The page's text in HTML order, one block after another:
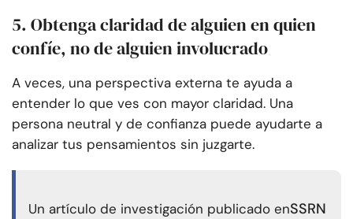
5. Obtenga claridad de alguien en quien
confíe, no de alguien involucrado
A veces, una perspectiva externa te ayuda a
entender lo que ves con mayor claridad. Una
persona neutral y de confianza puede ayudarte a
analizar tus pensamientos sin juzgarte.
Un artículo de investigación publicado enSSRN